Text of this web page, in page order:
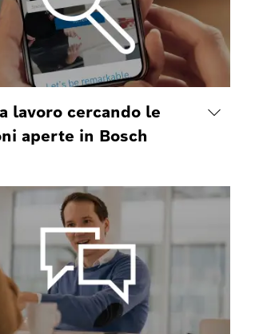
lavoro cercando le
aperte in Bosch